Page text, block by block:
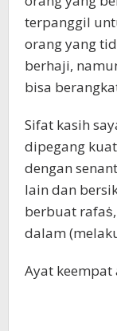
terpanggil
orang yang
berhaji,
bisa
Sifat kasih
dipegang
dengan
lain dan
berbuat
dalam
Ayat keempat